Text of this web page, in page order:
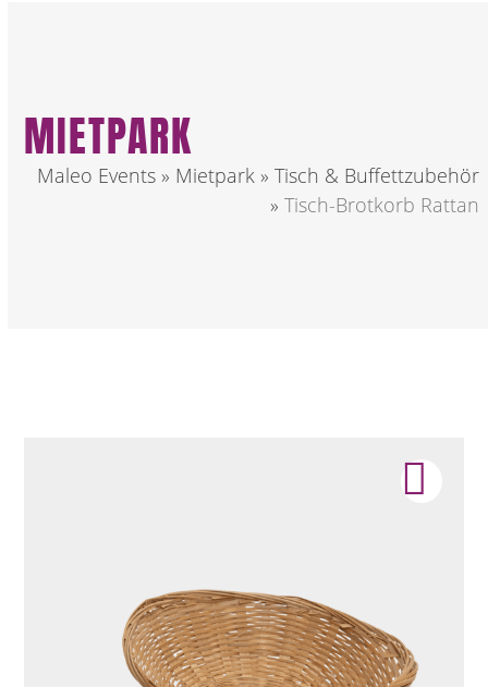
MIETPARK
Maleo Events » Mietpark »Tisch & Buffettzubehör
»Tisch-Brotkorb Rattan